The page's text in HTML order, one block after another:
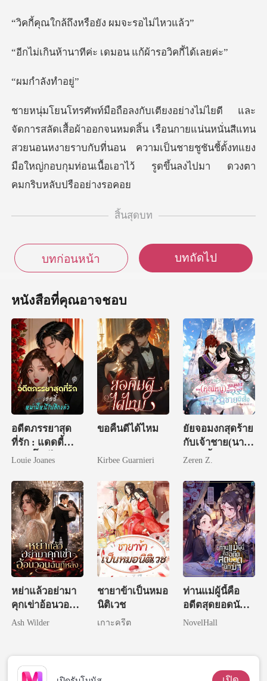
ถึงหรือยัง ผมจ
ีค่ะ เดมอน แก้ผ้า
ลังทำ
มดสิ้น เรือนกายแน่นหนั่นสีแทน
สวยนอนหงายราบกับที่นอน ความเป็นชายชูชันชี้ตั้ง
สิ้นสุดบท
บทก่อนหน้า บทถัดไป
หนังสือที่คุณอาจชอบ
อดีตภรรยาสุด
ที่รัก : แดดดี้
หม่ามี๊หนีไปอีก
Louie Joanes
ขอคืนดีได้ไหม
Kirbee Guarnieri
ยัยจอมงกสุดร้าย
กับเจ้าชาย(นาย
เบ๊)ผีเสื้อ
Zeren Z.
หย่าแล้วอย่ามา
คุกเข่าอ้อนวอน
ฉันทีหลัง
Ash Wilder
ชายาข้าเป็นหมอ
นิติเวช
เกาะครีต
ท่านแม่ผู้นี้คือ
อดีตสุดยอดนัก
ฆ่า
NovelHall